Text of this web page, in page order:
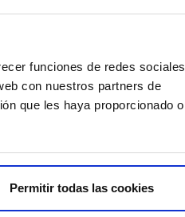
funciones de redes sociales
con nuestros partners de
que les haya proporcionado o
Permitir todas las cookies